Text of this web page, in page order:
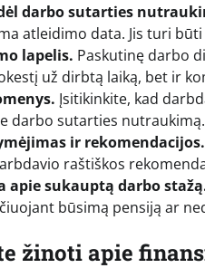
darbo sutarties
atleidimo data. Jis turi
lapelis. Paskutinę darbo
už dirbtą laiką, bet ir
Įsitikinkite, kad
darbo sutarties
ir rekomendacijos.
raštiškos
apie sukauptą darbo
būsimą pensiją ar
žinoti apie